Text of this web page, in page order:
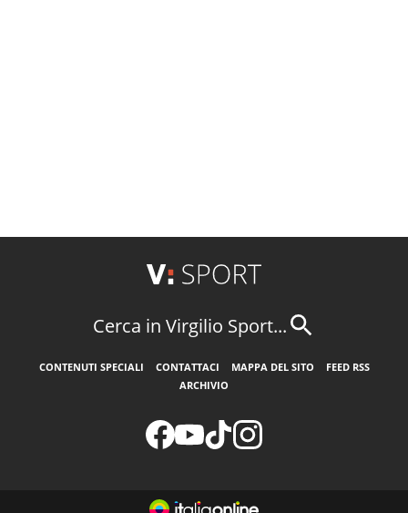
Cerca in Virgilio Sport...
CONTENUTI SPECIALI CONTATTACI MAPPA DEL SITO
FEED RSS
ARCHIVIO